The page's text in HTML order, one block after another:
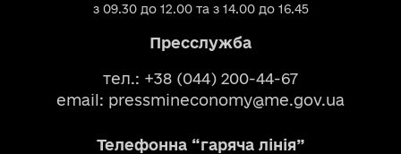
з 09.30 до 12.00 та з 14.00 до 16.45
Пресслужба
тел.: +38 (044) 200-44-67
email: pressmineconomy@me.gov.ua
Телефонна “гаряча лінія”